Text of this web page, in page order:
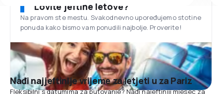
Lovite jeftine letove?
Na pravom ste mestu. Svakodnevno upoređujemo stotine
ponuda kako bismo vam ponudili najbolje. Proverite!
Nađi najjeftinije vrijeme za letjeti u za Pariz
Fleksibilni s datumima za putovanje? Nađi najeftiniji mjesec za